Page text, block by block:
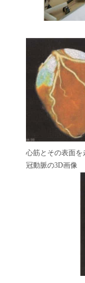
心筋とその表面を
冠動脈の3D画像